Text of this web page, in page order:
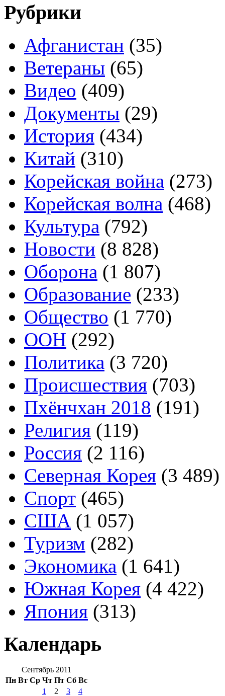
Рубрики
Афганистан (35)
Ветераны (65)
Видео (409)
Документы (29)
История (434)
Китай (310)
Корейская война (273)
Корейская волна (468)
Культура (792)
Новости (8 828)
Оборона (1 807)
Образование (233)
Общество (1 770)
ООН (292)
Политика (3 720)
Происшествия (703)
Пхёнчхан 2018 (191)
Религия (119)
Россия (2 116)
Северная Корея (3 489)
Спорт (465)
США (1 057)
Туризм (282)
Экономика (1 641)
Южная Корея (4 422)
Япония (313)
Календарь
Сентябрь 2011
Пн Вт Ср Чт Пт Сб Вс
1 2 3
4